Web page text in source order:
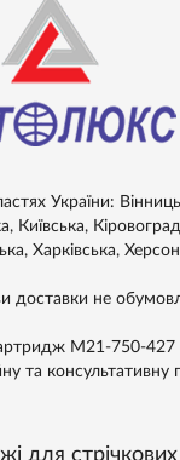
України:
Київська,
Харківська,
доставки не
M21-750-427 у
та консультативну
для